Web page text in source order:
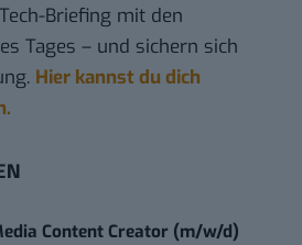
Briefing mit den
Tages – und sichern sich
Hier kannst du dich
Content Creator (m/w/d)